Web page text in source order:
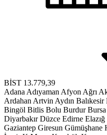
BİST 13.779,39
Adana Adıyaman Afyon Ağrı
Ardahan Artvin Aydın Balıkesir
Bingöl Bitlis Bolu Burdur Bursa
Diyarbakır Düzce Edirne Elazığ
Gaziantep Giresun Gümüşhane